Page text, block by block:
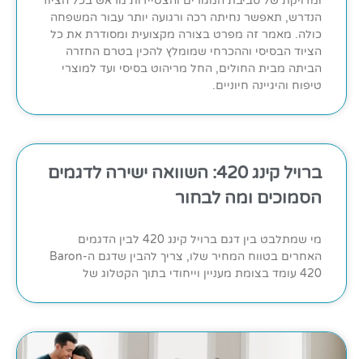
הנדרש, תאפשר נחיתה רכה ורגועה יותר עבור המשפחה
כולה. מאמר זה מפרט בצורה מקצועית ומסודרת את כל
הציוד הבסיסי וההכרחי שמומלץ להכין בטרם החזרה
הביתה מבית החולים, החל מריהוט בסיסי ועד למוצרי
טיפוח והיגיינה חיוניים.
ברויל קינג 420: השוואה ישירה לדגמים
הסמוכים ומה לבחור
מי שמתלבט בין דגם ברויל קינג 420 לבין הדגמים
האחרים בטווח המחיר שלו, צריך להבין שדגם ה-Baron
420 עומד בצומת מעניין וייחודי בתוך הקטלוג של